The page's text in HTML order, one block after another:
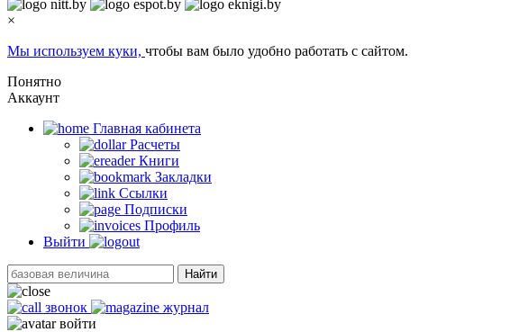
×
Мы используем куки, чтобы вам было удобно работать с сайтом.
Понятно
Аккаунт
Главная кабинетa
Расчеты
Книги
Закладки
Ссылки
Подписки
Профиль
Выйти
Найти
звонок
журнал
войти